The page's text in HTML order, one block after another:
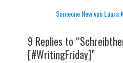
Someone New von Laura
9 Replies to
[#WritingFriday]”